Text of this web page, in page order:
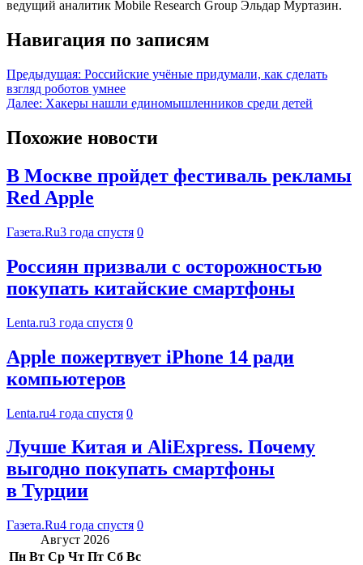
ведущий аналитик Mobile Research Group Эльдар Муртазин.
Навигация по записям
Предыдущая: Российские учёные придумали, как сделать
взгляд роботов умнее
Далее: Хакеры нашли единомышленников среди детей
Похожие новости
В Москве пройдет фестиваль рекламы
Red Apple
Газета.Ru3 года спустя 0
Россиян призвали с осторожностью
покупать китайские смартфоны
Lenta.ru3 года спустя 0
Apple пожертвует iPhone 14 ради
компьютеров
Lenta.ru4 года спустя 0
Лучше Китая и AliExpress. Почему
выгодно покупать смартфоны
в Турции
Газета.Ru4 года спустя 0
Август 2026
Пн Вт Ср Чт Пт Сб Вс